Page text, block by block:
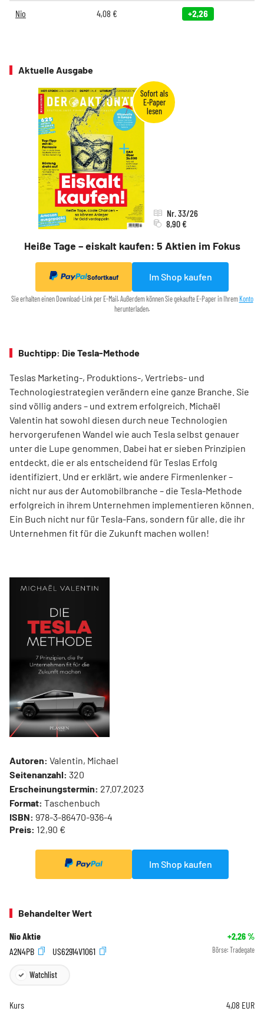
Nio 4,08 € +2,26
Aktuelle Ausgabe
Heiße Tage – eiskalt kaufen: 5 Aktien im Fokus
Nr. 33/26
8,90 €
Sofortkauf Im Shop kaufen
Sie erhalten einen Download-Link per E-Mail. Außerdem können Sie gekaufte E-Paper in Ihrem Konto
herunterladen.
Buchtipp: Die Tesla-Methode
Teslas Marketing-, Produktions-, Vertriebs- und
Technologiestrategien verändern eine ganze Branche. Sie
sind völlig anders – und extrem erfolgreich. Michaël
Valentin hat sowohl diesen durch neue Technologien
hervorgerufenen Wandel wie auch Tesla selbst genauer
unter die Lupe genommen. Dabei hat er sieben Prinzipien
entdeckt, die er als entscheidend für Teslas Erfolg
identifiziert. Und er erklärt, wie andere Firmenlenker –
nicht nur aus der Automobilbranche – die Tesla-Methode
erfolgreich in ihrem Unternehmen implementieren können.
Ein Buch nicht nur für Tesla-Fans, sondern für alle, die ihr
Unternehmen fit für die Zukunft machen wollen!
Autoren: Valentin, Michael
Seitenanzahl: 320
Erscheinungstermin: 27.07.2023
Format: Taschenbuch
ISBN: 978-3-86470-936-4
Preis: 12,90 €
Im Shop kaufen
Behandelter Wert
Nio Aktie +2,26%
A2N4PB
US62914V1061 Börse: Tradegate
Watchlist
Kurs 4,08 EUR